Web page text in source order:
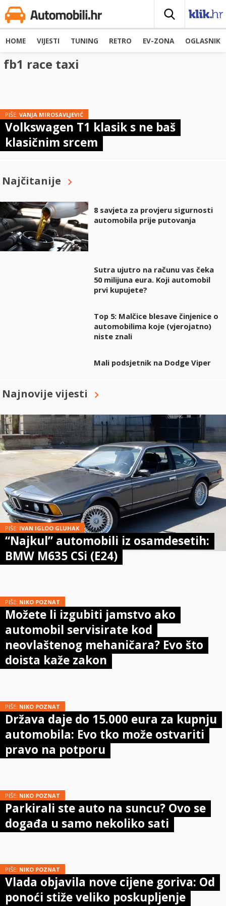
HOME VIJESTI TUNING RETRO EV-ZONA OGLASNIK
fb1 race taxi
PIŠE: VANJA MIROSAVLJEVIĆ
Volkswagen T1 klasik s ne baš
klasičnim srcem
Najčitanije
8 savjeta za provjeru sigurnosti
automobila prije putovanja
Sutra ujutro na računu vas čeka
50 milijuna eura. Koji automobil
prvi kupujete?
Top 5: Malčice blesave činjenice o
automobilima koje (vjerojatno)
niste znali
Mali podsjetnik na Dodge Viper
Najnovije vijesti
PIŠE: IVAN IGLOO GLUHAK
“Najkul” automobili iz osamdesetih:
BMW M635 CSi (E24)
PIŠE: NIKO POZNAT
Možete li izgubiti jamstvo ako
automobil servisirate kod
neovlaštenog mehaničara? Evo što
doista kaže zakon
PIŠE: NIKO POZNAT
Država daje do 15.000 eura za kupnju
automobila: Evo tko može ostvariti
pravo na potporu
PIŠE: NIKO POZNAT
Parkirali ste auto na suncu? Ovo se
događa u samo nekoliko sati
PIŠE: NIKO POZNAT
Vlada objavila nove cijene goriva: Od
ponoći stiže veliko poskupljenje